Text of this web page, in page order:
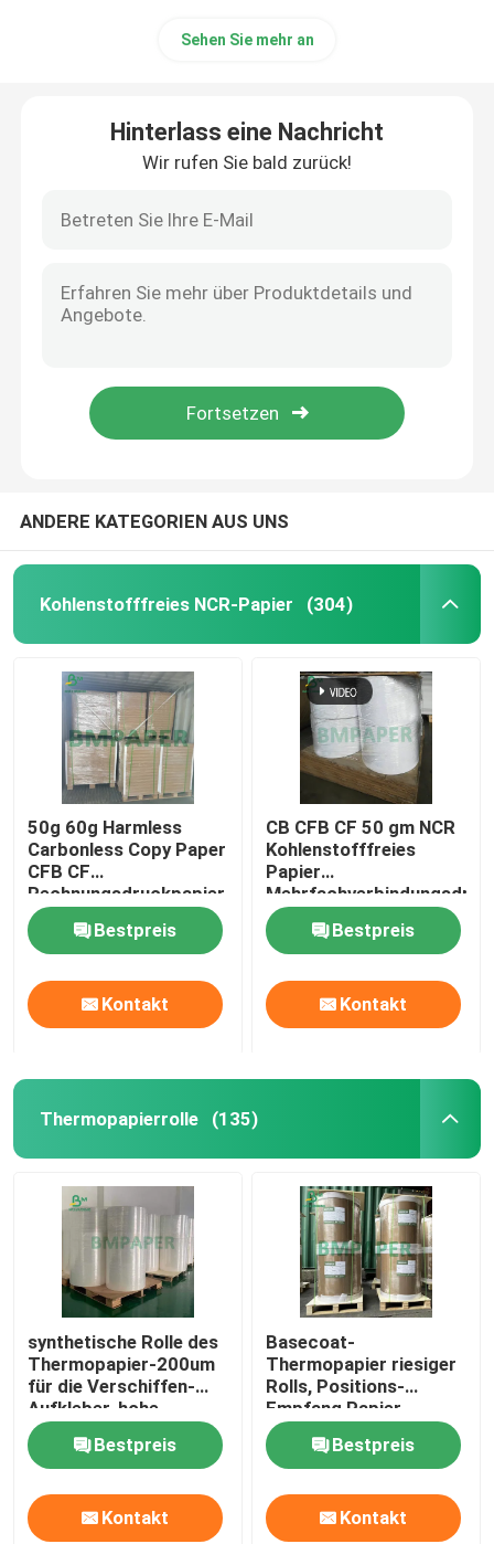
Sehen Sie mehr an
Hinterlass eine Nachricht
Wir rufen Sie bald zurück!
ANDERE KATEGORIEN AUS UNS
Kohlenstofffreies NCR-Papier (304)
50g 60g Harmless
Carbonless Copy Paper
CFB CF
Rechnungsdruckpapier
in Blättern
Bestpreis
Kontakt
CB CFB CF 50 gm NCR
Kohlenstofffreies
Papier
Bestpreis
Kontakt
Thermopapierrolle (135)
synthetische Rolle des
Thermopapier-200um
für die Verschiffen-
Aufkleber-hohe
Temperatur beständig
Bestpreis
Kontakt
Basecoat-
Thermopapier riesiger
Rolls, Positions-
Empfang Papier-
48gsm - 70gsm
Bestpreis
Kontakt